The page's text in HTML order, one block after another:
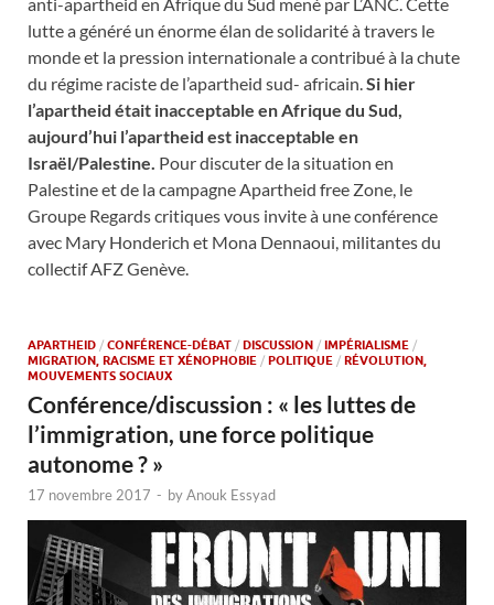
lutte a généré un énorme élan de solidarité à travers le
monde et la pression internationale a contribué à la chute
du régime raciste de l’apartheid sud- africain.Si hier
l’apartheid était inacceptable en Afrique du Sud,
aujourd’hui l’apartheid est inacceptable en
Israël/Palestine. Pour discuter de la situation en
Palestine et de la campagne Apartheid free Zone, le
Groupe Regards critiques vous invite à une conférence
avec Mary Honderich et Mona Dennaoui, militantes du
collectif AFZ Genève.
APARTHEID / CONFÉRENCE-DÉBAT / DISCUSSION / IMPÉRIALISME /
MIGRATION, RACISME ET XÉNOPHOBIE / POLITIQUE / RÉVOLUTION,
MOUVEMENTS SOCIAUX
Conférence/discussion : « les luttes de
l’immigration, une force politique
autonome ? »
17 novembre 2017 - byAnouk Essyad